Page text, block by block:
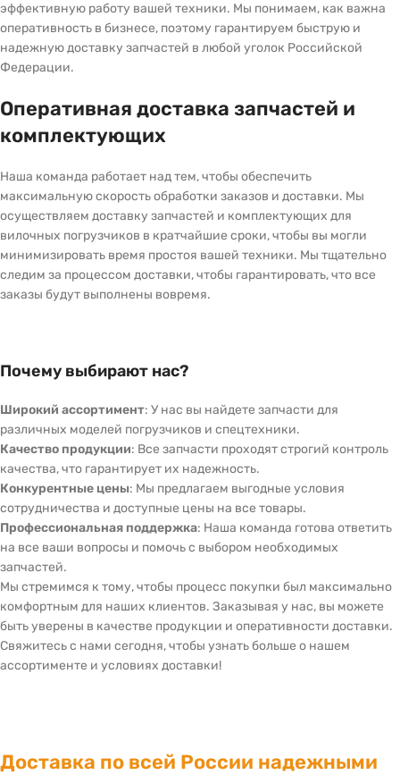
эффективную работу вашей техники. Мы понимаем, как важна
оперативность в бизнесе, поэтому гарантируем быструю и
надежную доставку запчастей в любой уголок Российской
Федерации.
Оперативная доставка запчастей и
комплектующих
Наша команда работает над тем, чтобы обеспечить
максимальную скорость обработки заказов и доставки. Мы
осуществляем доставку запчастей и комплектующих для
вилочных погрузчиков в кратчайшие сроки, чтобы вы могли
минимизировать время простоя вашей техники. Мы тщательно
следим за процессом доставки, чтобы гарантировать, что все
заказы будут выполнены вовремя.
Почему выбирают нас?
Широкий ассортимент: У нас вы найдете запчасти для
различных моделей погрузчиков и спецтехники.
Качество продукции: Все запчасти проходят строгий контроль
качества, что гарантирует их надежность.
Конкурентные цены: Мы предлагаем выгодные условия
сотрудничества и доступные цены на все товары.
Профессиональная поддержка: Наша команда готова ответить
на все ваши вопросы и помочь с выбором необходимых
запчастей.
Мы стремимся к тому, чтобы процесс покупки был максимально
комфортным для наших клиентов. Заказывая у нас, вы можете
быть уверены в качестве продукции и оперативности доставки.
Свяжитесь с нами сегодня, чтобы узнать больше о нашем
ассортименте и условиях доставки!
Доставка по всей России надежными